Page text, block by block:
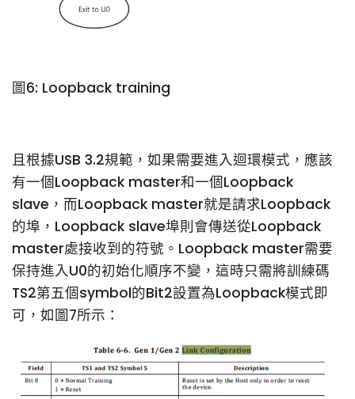
圖6: Loopback training
且根據USB 3.2規範，如果需要進入迴環模式，應該
有一個Loopback master和一個Loopback
slave，而Loopback master就是請求Loopback
的埠，Loopback slave埠則會傳送從Loopback
master處接收到的符號。Loopback master需要
保持進入U0的初始化順序不變，這時只需將訓練碼
TS2第五個symbol的Bit2設置為Loopback模式即
可，如圖7所示：